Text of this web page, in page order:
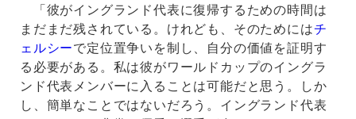
「彼がイングランド代表に復帰するための時間は
まだまだ残されている。けれども、そのためにはチ
ェルシーで定位置争いを制し、自分の価値を証明す
る必要がある。私は彼がワールドカップのイングラ
ンド代表メンバーに入ることは可能だと思う。しか
し、簡単なことではないだろう。イングランド代表